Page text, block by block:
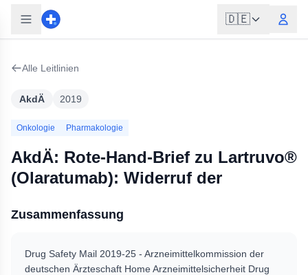
🇩🇪
Alle Leitlinien
AkdÄ 2019
Onkologie Pharmakologie
AkdÄ: Rote-Hand-Brief zu Lartruvo®
(Olaratumab): Widerruf der
Zusammenfassung
Drug Safety Mail 2019-25 - Arzneimittelkommission der
deutschen Ärzteschaft Home Arzneimittelsicherheit Drug